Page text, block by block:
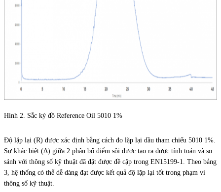
Hình 2. Sắc ký đồ Reference Oil 5010 1%
Độ lặp lại (R) được xác định bằng cách đo lặp lại dầu tham chiếu 5010 1%.
Sự khác biệt (Δ) giữa 2 phân bố điểm sôi được tạo ra được tính toán và so
sánh với thông số kỹ thuật đã đặt được đề cập trong EN15199-1. Theo bảng
3, hệ thống có thể dễ dàng đạt được kết quả độ lặp lại tốt trong phạm vi
thông số kỹ thuật.